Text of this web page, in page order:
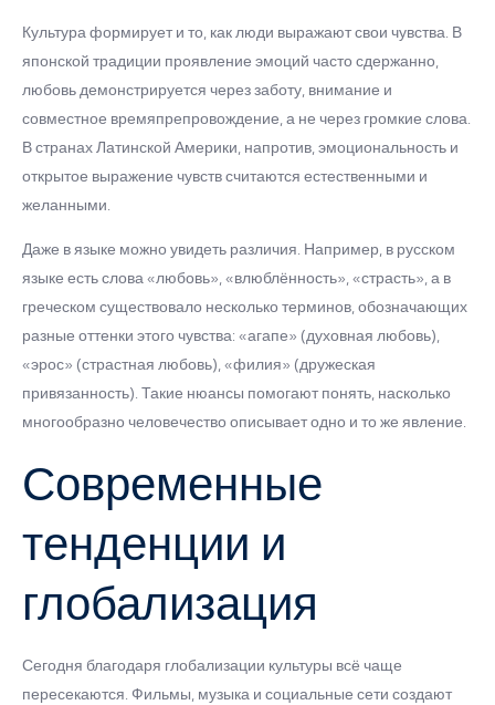
Культура формирует и то, как люди выражают свои чувства. В
японской традиции проявление эмоций часто сдержанно,
любовь демонстрируется через заботу, внимание и
совместное времяпрепровождение, а не через громкие слова.
В странах Латинской Америки, напротив, эмоциональность и
открытое выражение чувств считаются естественными и
желанными.
Даже в языке можно увидеть различия. Например, в русском
языке есть слова «любовь», «влюблённость», «страсть», а в
греческом существовало несколько терминов, обозначающих
разные оттенки этого чувства: «агапе» (духовная любовь),
«эрос» (страстная любовь), «филия» (дружеская
привязанность). Такие нюансы помогают понять, насколько
многообразно человечество описывает одно и то же явление.
Современные
тенденции и
глобализация
Сегодня благодаря глобализации культуры всё чаще
пересекаются. Фильмы, музыка и социальные сети создают